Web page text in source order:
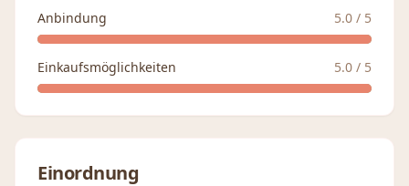
Anbindung 5.0 / 5
Einkaufsmöglichkeiten 5.0 / 5
Einordnung